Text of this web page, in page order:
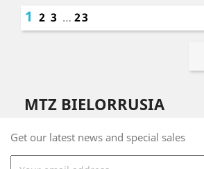
1 2 3 … 23
MTZ BIELORRUSIA
Get our latest news and special sales